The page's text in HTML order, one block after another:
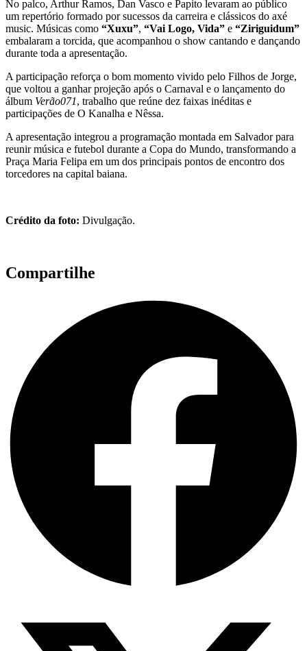
No palco, Arthur Ramos, Dan Vasco e Papito levaram ao público
um repertório formado por sucessos da carreira e clássicos do axé
music. Músicas como “Xuxu”, “Vai Logo, Vida” e “Ziriguidum”
embalaram a torcida, que acompanhou o show cantando e dançando
durante toda a apresentação.
A participação reforça o bom momento vivido pelo Filhos de Jorge,
que voltou a ganhar projeção após o Carnaval e o lançamento do
álbum Verão071, trabalho que reúne dez faixas inéditas e
participações de O Kanalha e Nêssa.
A apresentação integrou a programação montada em Salvador para
reunir música e futebol durante a Copa do Mundo, transformando a
Praça Maria Felipa em um dos principais pontos de encontro dos
torcedores na capital baiana.
Crédito da foto: Divulgação.
Compartilhe